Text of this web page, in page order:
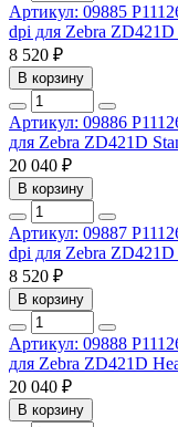
Артикул: 09885
dpi для Zebra ZD421D
8 520 ₽
В корзину
Артикул: 09886
для Zebra ZD421D
20 040 ₽
В корзину
Артикул: 09887
dpi для Zebra
8 520 ₽
В корзину
Артикул: 09888
для Zebra ZD421D
20 040 ₽
В корзину